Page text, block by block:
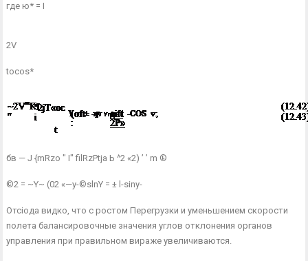
где ю* = I
2V
tocos*
бв — J {mRzo " I" filRzPtja Ь ^2 «2) ’ ’ m ®
©2 = ~Y~ (02 «—y-©slnY = ± l-siny-
Отсіода видко, что с ростом Перегрузки и уменьшением скорости
полета балансировочные значения углов отклонения органов
управ­ления при правильном вираже увеличиваются.